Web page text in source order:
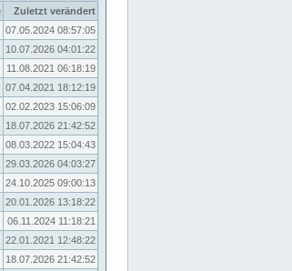
Zuletzt verändert
07.05.2024 08:57:05
10.07.2026 04:01:22
11.08.2021 06:18:19
07.04.2021 18:12:19
02.02.2023 15:06:09
18.07.2026 21:42:52
08.03.2022 15:04:43
29.03.2026 04:03:27
24.10.2025 09:00:13
20.01.2026 13:18:22
06.11.2024 11:18:21
22.01.2021 12:48:22
18.07.2026 21:42:52